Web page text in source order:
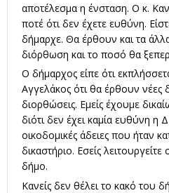
αποτέλεσμα η ένσταση. Ο κ.
ποτέ ότι δεν έχετε ευθύνη.
δήμαρχε. Θα έρθουν και τα
διόρθωση και το ποσό θα
Ο δήμαρχος είπε ότι
Αγγελάκος ότι θα έρθουν νέες
διορθώσεις. Εμείς έχουμε
διότι δεν έχει καμία ευθύνη η
οικοδομικές άδειες που ήταν
δικαστήριο. Εσείς
δήμο.
Κανείς δεν θέλει το κακό του